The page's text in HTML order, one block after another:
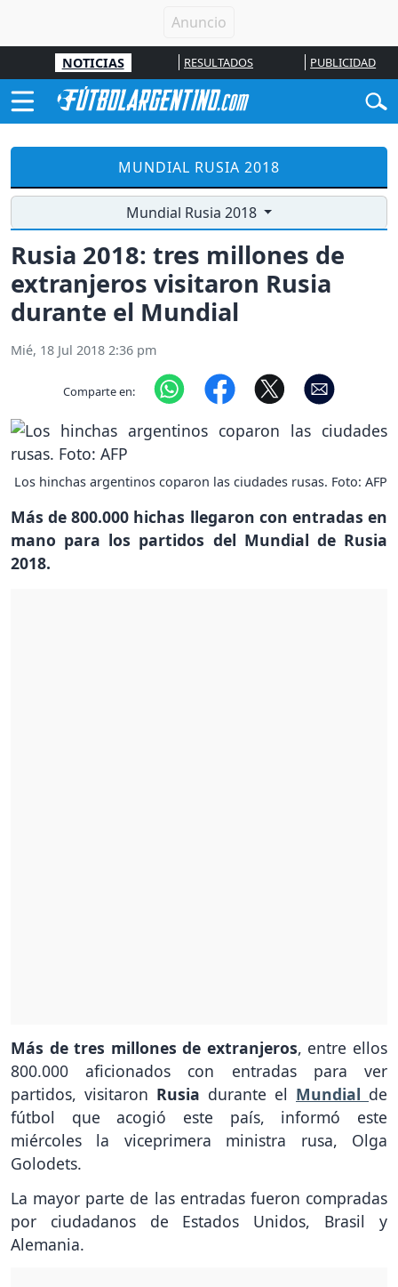
NOTICIAS RESULTADOS PUBLICIDAD
MUNDIAL RUSIA 2018
Mundial Rusia 2018
Rusia 2018: tres millones de
extranjeros visitaron Rusia
durante el Mundial
Mié, 18 Jul 2018 2:36 pm
Comparte en:
Los hinchas argentinos coparon las ciudades rusas. Foto: AFP
Más de 800.000 hichas llegaron con entradas en
mano para los partidos del Mundial de Rusia
2018.
Más de tres millones de extranjeros, entre ellos
800.000 aficionados con entradas para ver
partidos, visitaron Rusia durante el Mundial de
fútbol que acogió este país, informó este
miércoles la viceprimera ministra rusa, Olga
Golodets.
La mayor parte de las entradas fueron compradas
por ciudadanos de Estados Unidos, Brasil y
Alemania.